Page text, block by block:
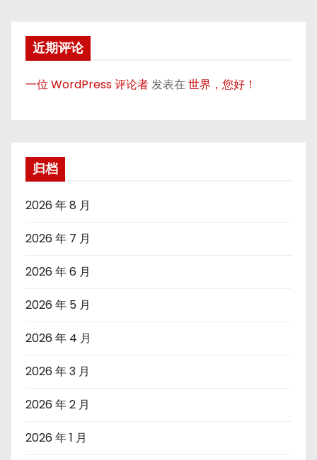
近期评论
一位 WordPress 评论者发表在世界，您好！
归档
2026 年 8 月
2026 年 7 月
2026 年 6 月
2026 年 5 月
2026 年 4 月
2026 年 3 月
2026 年 2 月
2026 年 1 月